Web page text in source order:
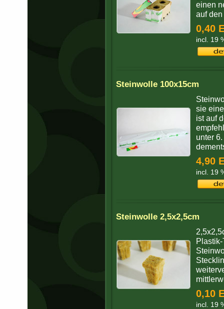
einen
auf
0,40
incl. 19
Steinwolle 100x15cm
sie
ist auf
unter
4,90
incl. 19
Steinwolle 2,5x2,5cm
0,10
incl. 19